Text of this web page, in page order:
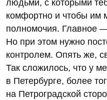
людьми, с которыми
комфортно и чтобы им
полномочия. Главное
Но при этом нужно
контролем. Опять же,
Так сложилось, что у
в Петербурге, более
на Петроградской